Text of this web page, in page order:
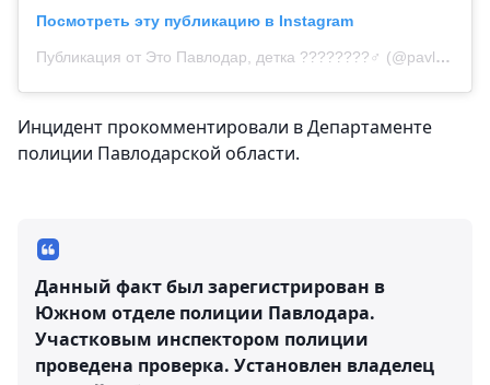
Посмотреть эту публикацию в Instagram
Публикация от Это Павлодар, детка ????????‍♂️ (@pavlo.detka)
Инцидент прокомментировали в Департаменте
полиции Павлодарской области.
Данный факт был зарегистрирован в
Южном отделе полиции Павлодара.
Участковым инспектором полиции
проведена проверка. Установлен владелец